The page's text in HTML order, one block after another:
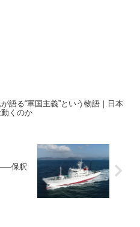
語る“軍国主義”という物語｜日本
くのか
保釈